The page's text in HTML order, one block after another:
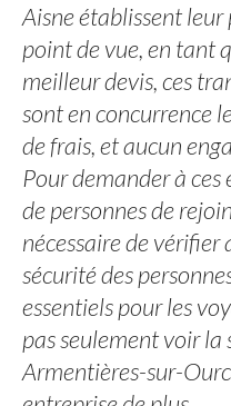
Aisne établissent
point de vue, en tant
meilleur devis, ces
sont en concurrence
de frais, et aucun
Pour demander à
de personnes de
nécessaire de vérifier
sécurité des
essentiels pour les
pas seulement voir la
Armentières-sur-